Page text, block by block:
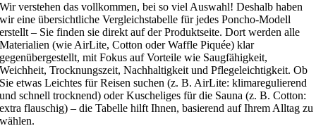
Wir verstehen das vollkommen, bei so viel Auswahl! Deshalb haben
wir eine übersichtliche Vergleichstabelle für jedes Poncho-Modell
erstellt – Sie finden sie direkt auf der Produktseite. Dort werden alle
Materialien (wie AirLite, Cotton oder Waffle Piquée) klar
gegenübergestellt, mit Fokus auf Vorteile wie Saugfähigkeit,
Weichheit, Trocknungszeit, Nachhaltigkeit und Pflegeleichtigkeit. Ob
Sie etwas Leichtes für Reisen suchen (z. B. AirLite: klimaregulierend
und schnell trocknend) oder Kuscheliges für die Sauna (z. B. Cotton:
extra flauschig) – die Tabelle hilft Ihnen, basierend auf Ihrem Alltag zu
wählen.